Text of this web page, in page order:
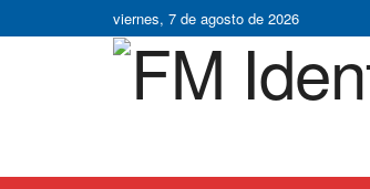
viernes, 7 de agosto de 2026